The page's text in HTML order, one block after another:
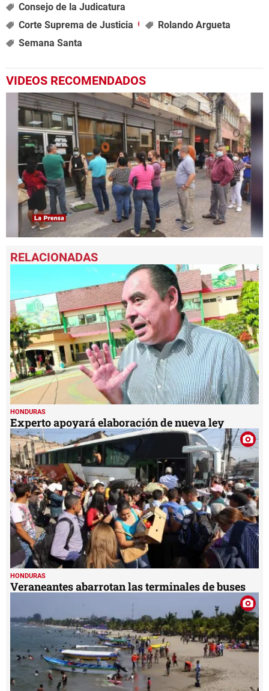
Consejo de la Judicatura
Corte Suprema de Justicia
Rolando Argueta
Semana Santa
VIDEOS RECOMENDADOS
seconds
of
43
seconds
HONDURAS
Experto apoyará elaboración de nueva ley
HONDURAS
Veraneantes abarrotan las terminales de buses